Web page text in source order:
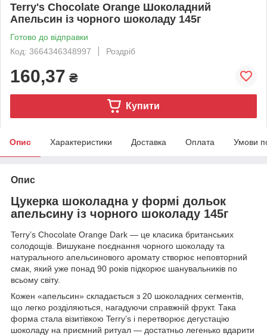
Terry's Chocolate Orange Шоколадний
Апельсин із чорного шоколаду 145г
Готово до відправки
Код: 3664346348997
Роздріб
160,37 ₴
Купити
Опис Характеристики Доставка Оплата Умови
Опис
Цукерка шоколадна у формі дольок
апельсину із чорного шоколаду 145г
Terry’s Chocolate Orange Dark — це класика британських
солодощів. Вишукане поєднання чорного шоколаду та
натурального апельсинового аромату створює неповторний
смак, який уже понад 90 років підкорює шанувальників по
всьому світу.
Кожен «апельсин» складається з 20 шоколадних сегментів,
що легко розділяються, нагадуючи справжній фрукт. Така
форма стала візитівкою Terry’s і перетворює дегустацію
шоколаду на приємний ритуал — достатньо легенько вдарити